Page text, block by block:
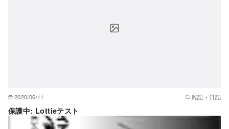
2020/06/11 雑記・日記
保護中: Lottieテスト